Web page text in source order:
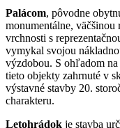
Palácom, pôvodne
monumentálne, väčšinou
vrchnosti s
vymykal svojou
výzdobou. S ohľadom
tieto objekty zahrnuté v
výstavné stavby 20.
charakteru.
Letohrádok je stavba